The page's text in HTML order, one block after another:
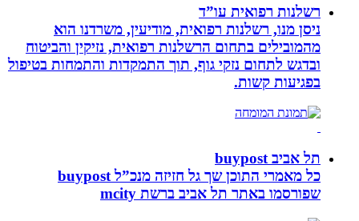
רשלנות רפואית עו”ד
ניסן מנו, רשלנות רפואית, מודיעין, משרדנו הוא
מהמובילים בתחום הרשלנות רפואית, נזיקין והביטוח
ובדגש לתחום נזקי גוף, תוך התמקדות והתמחות בטיפול
בפגיעות קשות.
תל אביב buypost
כל מאמרי התוכן שך גל חזיזה מנכ”ל buypost
שפורסמו באתר תל אביב ברשת mcity